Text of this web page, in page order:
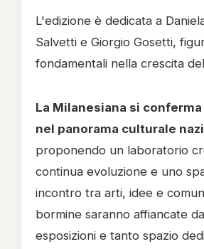
L'edizione è dedicata a
Salvetti e Giorgio Gosetti,
fondamentali nella crescita
La Milanesiana si
nel panorama culturale
proponendo un laboratorio
continua evoluzione e uno
incontro tra arti, idee e
bormine saranno affiancate
esposizioni e tanto spazio